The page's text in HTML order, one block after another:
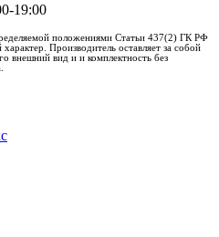
19:00
положениями Статьи 437(2) ГК РФ
Производитель оставляет за собой
внешний вид и и комплектность без